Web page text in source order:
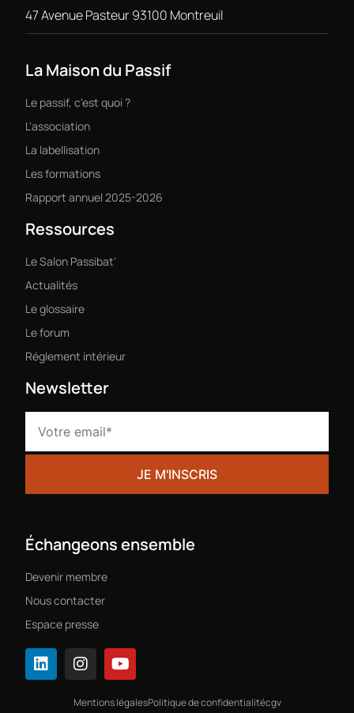
47 Avenue Pasteur 93100 Montreuil
La Maison du Passif
Le passif, c'est quoi ?
L'association
La labellisation
Les formations
Rapport annuel 2025-2026
Ressources
Le Salon Passibat'
Actualités
Le glossaire
Le forum
Réglement intérieur
Newsletter
Échangeons ensemble
Devenir membre
Nous contacter
Espace presse
Mentions légalesPolitique de confidentialitécgv